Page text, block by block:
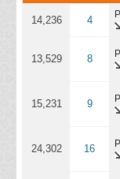
4
14,236
8
13,529
9
15,231
16
24,302